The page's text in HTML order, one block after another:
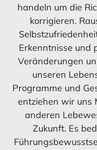
handeln um die
korrigieren.
Erkenntnisse und
Veränderungen
unseren
Programme und
entziehen wir uns
anderen
Zukunft. Es